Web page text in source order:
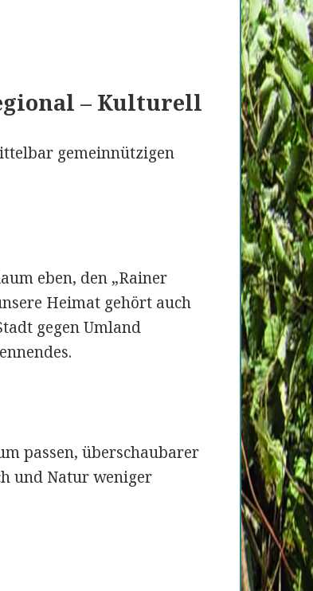
– Kulturell
gemeinnützigen
eben, den „Rainer
Heimat gehört auch
gegen Umland
passen, überschaubarer
und Natur weniger